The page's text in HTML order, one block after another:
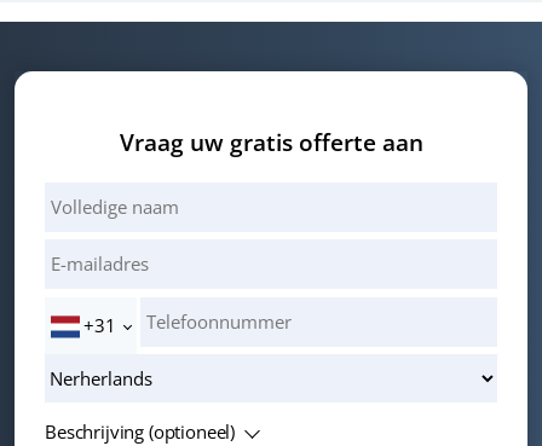
Vraag uw gratis offerte aan
+31
Beschrijving (optioneel)